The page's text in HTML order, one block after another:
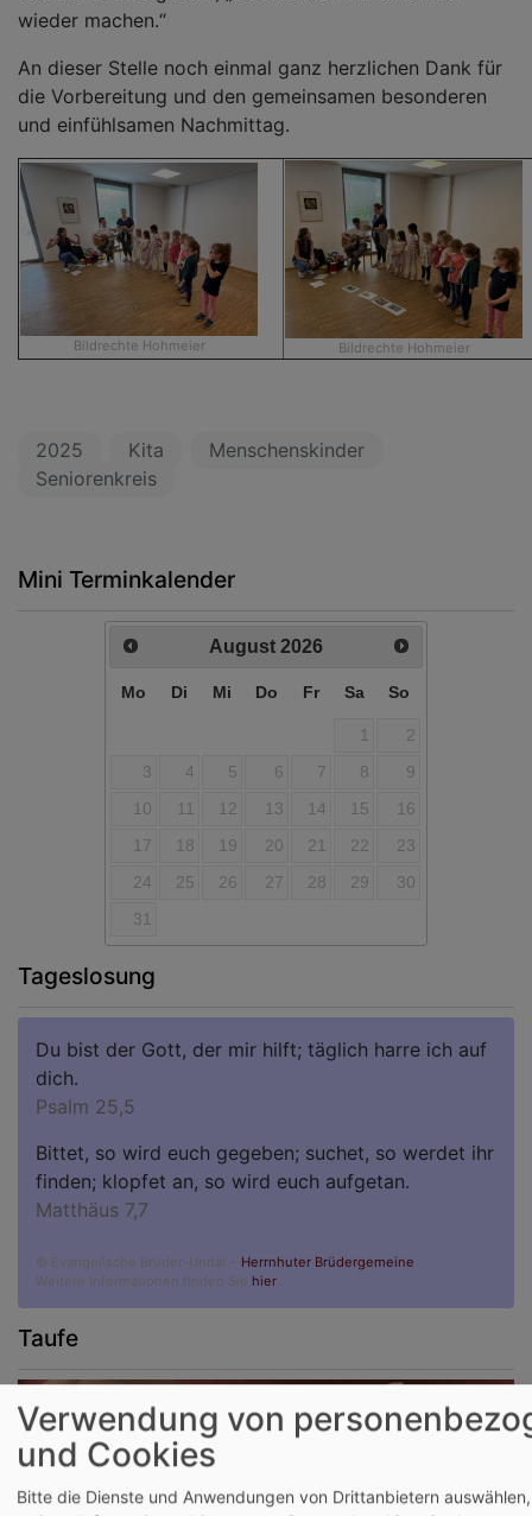
wieder machen.“
An dieser Stelle noch einmal ganz herzlichen Dank für
die Vorbereitung und den gemeinsamen besonderen
und einfühlsamen Nachmittag.
Bildrechte Hohmeier Bildrechte Hohmeier
2025 Kita
Menschenskinder
Seniorenkreis
Mini Terminkalender
August 2026
Mo Di Mi Do Fr Sa So
1
2
3
4 5 6 7 8
9
10
11 12 13 14 15
16
17
18 19 20 21 22
23
24
25 26 27 28 29
30
31
Tageslosung
Du bist der Gott, der mir hilft; täglich harre ich auf
dich.
Psalm 25,5
Bittet, so wird euch gegeben; suchet, so werdet ihr
finden; klopfet an, so wird euch aufgetan.
Matthäus 7,7
© Evangelische Brüder-Unität – Herrnhuter Brüdergemeine
Weitere Informationen finden Sie hier .
Taufe
Verwendung von
und Cookies
Bitte die Dienste und Anwendungen von Drittanbietern